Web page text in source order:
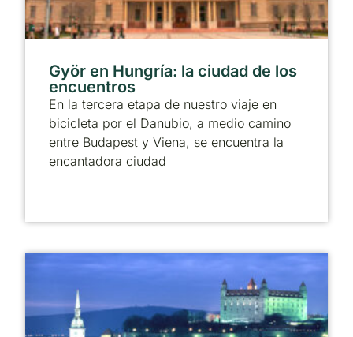
Györ en Hungría: la ciudad de los
encuentros
En la tercera etapa de nuestro viaje en
bicicleta por el Danubio, a medio camino
entre Budapest y Viena, se encuentra la
encantadora ciudad